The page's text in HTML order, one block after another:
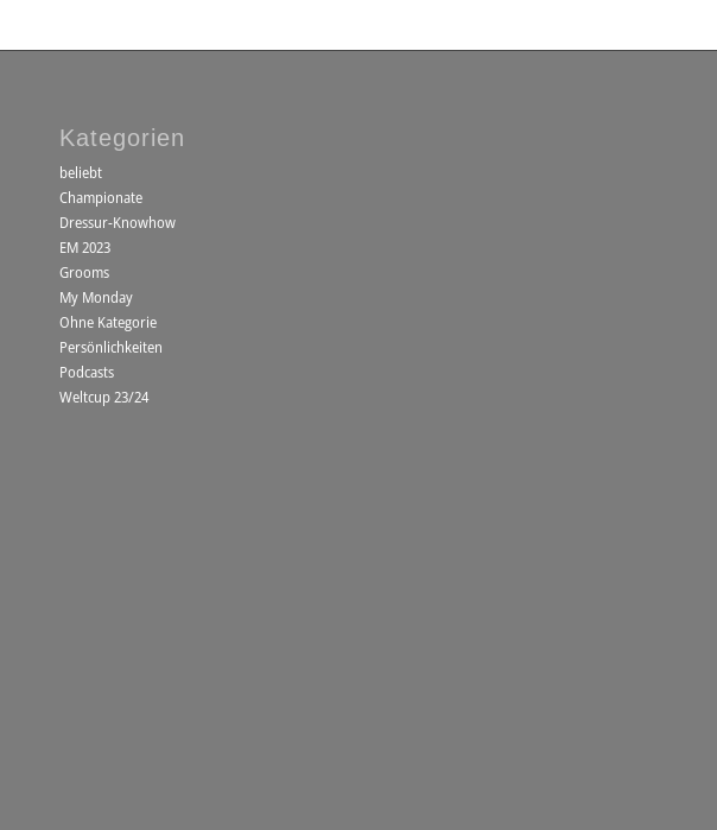
Kategorien
beliebt
Championate
Dressur-Knowhow
EM 2023
Grooms
My Monday
Ohne Kategorie
Persönlichkeiten
Podcasts
Weltcup 23/24